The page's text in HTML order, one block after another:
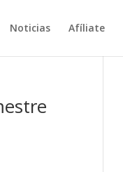
Noticias Afíliate